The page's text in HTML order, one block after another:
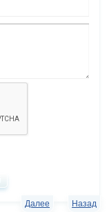
Назад
Далее